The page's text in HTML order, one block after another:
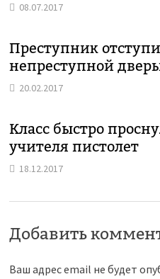
08.07.2017
Преступник
непреступной
20.02.2017
Класс быстро
учителя пистолет
18.12.2017
Добавить
Ваш адрес email не будет